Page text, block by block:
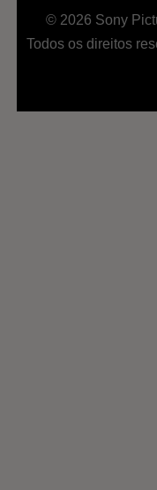
© 2026 Sony
Todos os direitos